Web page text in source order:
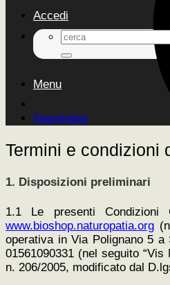
Accedi
Cerca:
Menu
Newsletter
Termini e condizioni
1. Disposizioni preliminari
1.1 Le presenti
www.bioshop.naturopatia.org
operativa in Via Polignano 5
01561090331 (nel seguito
n. 206/2005, modificato dal